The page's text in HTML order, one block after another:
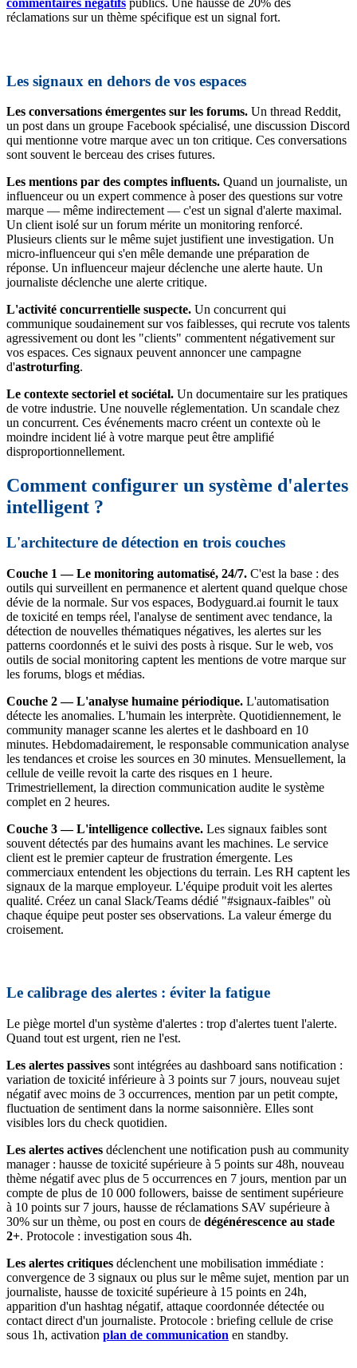
commentaires négatifs publics. Une hausse de 20% des
réclamations sur un thème spécifique est un signal fort.
Les signaux en dehors de vos espaces
Les conversations émergentes sur les forums. Un thread Reddit,
un post dans un groupe Facebook spécialisé, une discussion Discord
qui mentionne votre marque avec un ton critique. Ces conversations
sont souvent le berceau des crises futures.
Les mentions par des comptes influents. Quand un journaliste, un
influenceur ou un expert commence à poser des questions sur votre
marque — même indirectement — c'est un signal d'alerte maximal.
Un client isolé sur un forum mérite un monitoring renforcé.
Plusieurs clients sur le même sujet justifient une investigation. Un
micro-influenceur qui s'en mêle demande une préparation de
réponse. Un influenceur majeur déclenche une alerte haute. Un
journaliste déclenche une alerte critique.
L'activité concurrentielle suspecte. Un concurrent qui
communique soudainement sur vos faiblesses, qui recrute vos talents
agressivement ou dont les "clients" commentent négativement sur
vos espaces. Ces signaux peuvent annoncer une campagne
d'astroturfing.
Le contexte sectoriel et sociétal. Un documentaire sur les pratiques
de votre industrie. Une nouvelle réglementation. Un scandale chez
un concurrent. Ces événements macro créent un contexte où le
moindre incident lié à votre marque peut être amplifié
disproportionnellement.
Comment configurer un système d'alertes
intelligent ?
L'architecture de détection en trois couches
Couche 1 — Le monitoring automatisé, 24/7. C'est la base : des
outils qui surveillent en permanence et alertent quand quelque chose
dévie de la normale. Sur vos espaces, Bodyguard.ai fournit le taux
de toxicité en temps réel, l'analyse de sentiment avec tendance, la
détection de nouvelles thématiques négatives, les alertes sur les
patterns coordonnés et le suivi des posts à risque. Sur le web, vos
outils de social monitoring captent les mentions de votre marque sur
les forums, blogs et médias.
Couche 2 — L'analyse humaine périodique. L'automatisation
détecte les anomalies. L'humain les interprète. Quotidiennement, le
community manager scanne les alertes et le dashboard en 10
minutes. Hebdomadairement, le responsable communication analyse
les tendances et croise les sources en 30 minutes. Mensuellement, la
cellule de veille revoit la carte des risques en 1 heure.
Trimestriellement, la direction communication audite le système
complet en 2 heures.
Couche 3 — L'intelligence collective. Les signaux faibles sont
souvent détectés par des humains avant les machines. Le service
client est le premier capteur de frustration émergente. Les
commerciaux entendent les objections du terrain. Les RH captent les
signaux de la marque employeur. L'équipe produit voit les alertes
qualité. Créez un canal Slack/Teams dédié "#signaux-faibles" où
chaque équipe peut poster ses observations. La valeur émerge du
croisement.
Le calibrage des alertes : éviter la fatigue
Le piège mortel d'un système d'alertes : trop d'alertes tuent l'alerte.
Quand tout est urgent, rien ne l'est.
Les alertes passives sont intégrées au dashboard sans notification :
variation de toxicité inférieure à 3 points sur 7 jours, nouveau sujet
négatif avec moins de 3 occurrences, mention par un petit compte,
fluctuation de sentiment dans la norme saisonnière. Elles sont
visibles lors du check quotidien.
Les alertes actives déclenchent une notification push au community
manager : hausse de toxicité supérieure à 5 points sur 48h, nouveau
thème négatif avec plus de 5 occurrences en 7 jours, mention par un
compte de plus de 10 000 followers, baisse de sentiment supérieure
à 10 points sur 7 jours, hausse de réclamations SAV supérieure à
30% sur un thème, ou post en cours de dégénérescence au stade
2+. Protocole : investigation sous 4h.
Les alertes critiques déclenchent une mobilisation immédiate :
convergence de 3 signaux ou plus sur le même sujet, mention par un
journaliste, hausse de toxicité supérieure à 15 points en 24h,
apparition d'un hashtag négatif, attaque coordonnée détectée ou
contact direct d'un journaliste. Protocole : briefing cellule de crise
sous 1h, activation plan de communication en standby.